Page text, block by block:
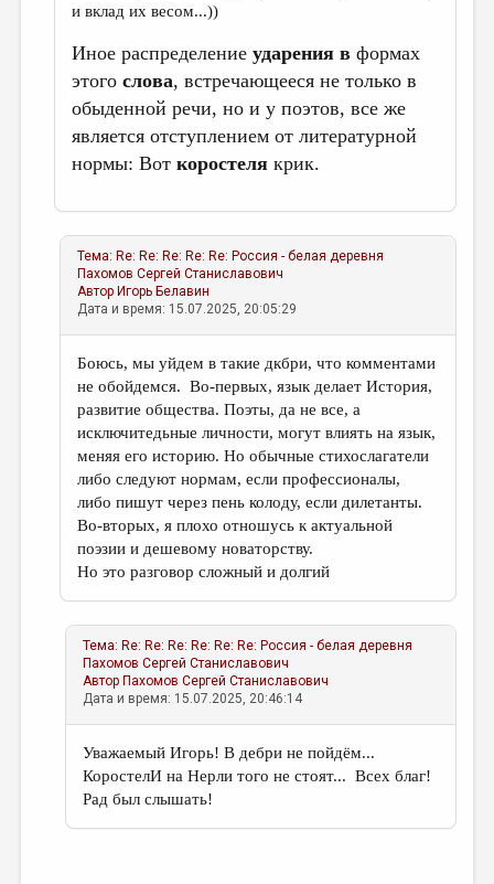
и вклад их весом...))
Иное распределениеударения в формах
этогослова, встречающееся не только в
обыденной речи, но и у поэтов, все же
является отступлением от литературной
нормы: Воткоростеля крик.
Тема: Re: Re: Re: Re: Re: Россия - белая деревня
Пахомов Сергей Станиславович
Автор Игорь Белавин
Дата и время: 15.07.2025, 20:05:29
Боюсь, мы уйдем в такие дкбри, что комментами
не обойдемся. Во-первых, язык делает История,
развитие общества. Поэты, да не все, а
исключитедьные личности, могут влиять на язык,
меняя его историю. Но обычные стихослагатели
либо следуют нормам, если профессионалы,
либо пишут через пень колоду, если дилетанты.
Во-вторых, я плохо отношусь к актуальной
поэзии и дешевому новаторству.
Но это разговор сложный и долгий
Тема: Re: Re: Re: Re: Re: Re: Россия - белая деревня
Пахомов Сергей Станиславович
Автор Пахомов Сергей Станиславович
Дата и время: 15.07.2025, 20:46:14
Уважаемый Игорь! В дебри не пойдём...
КоростелИ на Нерли того не стоят... Всех благ!
Рад был слышать!